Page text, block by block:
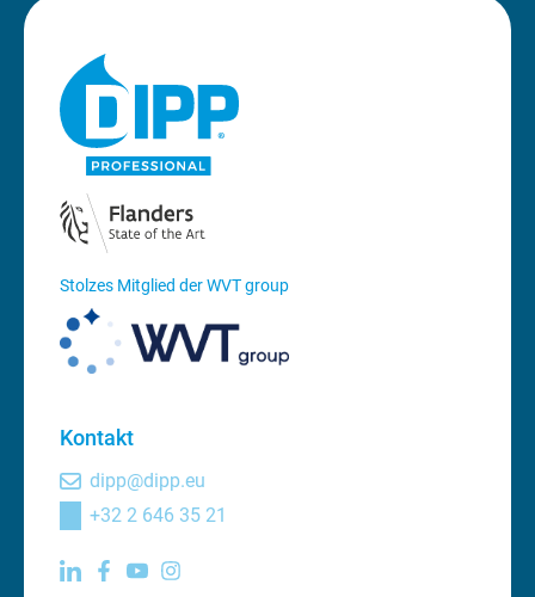
Stolzes Mitglied der WVT group
Kontakt
dipp@dipp.eu
+32 2 646 35 21